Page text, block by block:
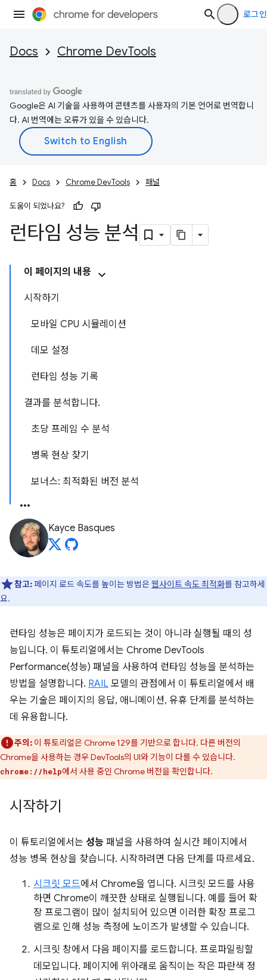
로그인
Docs Chrome DevTools
Google은 AI 기술을 사용하여 콘텐츠를 사용자의 기본 언어로 번역합니
다. AI 번역에는 오류가 있을 수 있습니다.
홈 Docs Chrome DevTools 패널
도움이 되었나요?
런타임 성능 분석
이 페이지의 내용
시작하기
모바일 CPU 시뮬레이션
데모 설정
런타임 성능 기록
결과를 분석합니다.
초당 프레임 수 분석
병목 현상 찾기
보너스: 최적화된 버전 분석
Kayce Basques
참고:페이지 로드 속도를 높이는 방법은웹사이트 속도 최적화를 참고하세
요.
런타임 성능은 페이지가 로드되는 것이 아니라 실행될 때의 성
능입니다. 이 튜토리얼에서는 Chrome DevTools
Performance(성능) 패널을 사용하여 런타임 성능을 분석하는
방법을 설명합니다. RAIL 모델의 관점에서 이 튜토리얼에서 배
우는 기술은 페이지의 응답, 애니메이션, 유휴 단계를 분석하는
데 유용합니다.
주의: 이 튜토리얼은 Chrome 129를 기반으로 합니다. 다른 버전의
Chrome을 사용하는 경우 DevTools의 UI와 기능이 다를 수 있습니다.
chrome://help에서 사용 중인 Chrome 버전을 확인합니다.
시작하기
이 튜토리얼에서는 성능 패널을 사용하여 실시간 페이지에서
성능 병목 현상을 찾습니다. 시작하려면 다음 단계를 따르세요.
시크릿 모드에서 Chrome을 엽니다. 시크릿 모드를 사용
하면 Chrome이 깨끗한 상태로 실행됩니다. 예를 들어 확
장 프로그램이 많이 설치되어 있으면 이러한 확장 프로그
램으로 인해 성능 측정에 노이즈가 발생할 수 있습니다.
시크릿 창에서 다음 페이지를 로드합니다. 프로파일링할
데모입니다. 페이지에 위아래로 움직이는 작은 파란색 정